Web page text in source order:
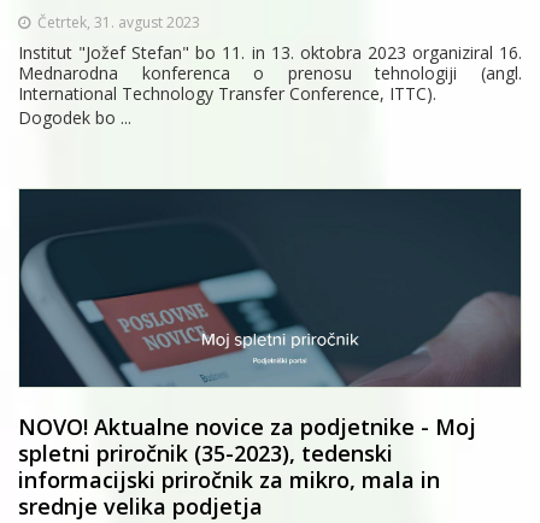
Četrtek, 31. avgust 2023
Institut "Jožef Stefan" bo 11. in 13. oktobra 2023 organiziral 16.
Mednarodna konferenca o prenosu tehnologiji (angl.
International Technology Transfer Conference, ITTC).
Dogodek bo ...
NOVO! Aktualne novice za podjetnike - Moj
spletni priročnik (35-2023), tedenski
informacijski priročnik za mikro, mala in
srednje velika podjetja